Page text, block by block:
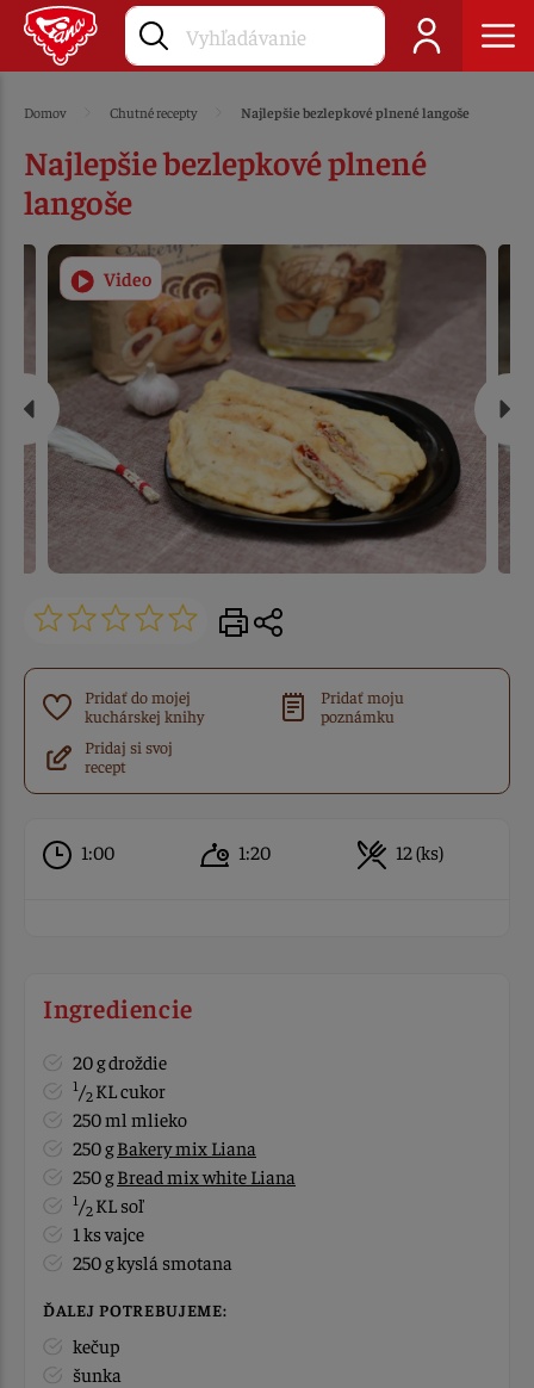
Domov Chutné recepty Najlepšie bezlepkové plnené langoše
Najlepšie bezlepkové plnené
langoše
Video
Pridať do mojej
kuchárskej knihy
Pridať moju
poznámku
Pridaj si svoj
recept
1:00 1:20 12 (ks)
Ingrediencie
20 g droždie
1/2KL cukor
250 ml mlieko
250 gBakery mix Liana
250 gBread mix white Liana
1/2KL soľ
1 ks vajce
250 g kyslá smotana
ĎALEJ POTREBUJEME:
kečup
šunka